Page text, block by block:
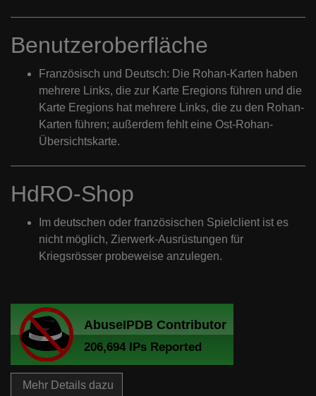
Benutzeroberfläche
Französisch und Deutsch: Die Rohan-Karten haben
mehrere Links, die zur Karte Eregions führen und die
Karte Eregions hat mehrere Links, die zu den Rohan-
Karten führen; außerdem fehlt eine Ost-Rohan-
Übersichtskarte.
HdRO-Shop
Im deutschen oder französischen Spielclient ist es
nicht möglich, Zierwerk-Ausrüstungen für
Kriegsrösser probeweise anzulegen.
Mehr Details dazu